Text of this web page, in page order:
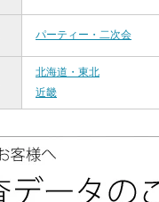
パーティー・二次会
北海道・東北
近畿